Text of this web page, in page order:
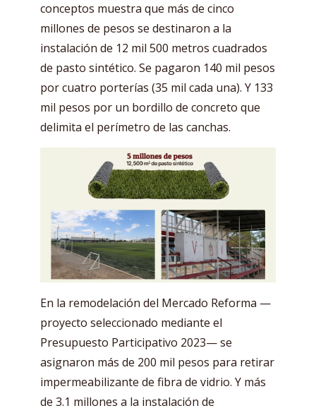
conceptos muestra que más de cinco
millones de pesos se destinaron a la
instalación de 12 mil 500 metros cuadrados
de pasto sintético. Se pagaron 140 mil pesos
por cuatro porterías (35 mil cada una). Y 133
mil pesos por un bordillo de concreto que
delimita el perímetro de las canchas.
En la remodelación del Mercado Reforma —
proyecto seleccionado mediante el
Presupuesto Participativo 2023— se
asignaron más de 200 mil pesos para retirar
impermeabilizante de fibra de vidrio. Y más
de 3.1 millones a la instalación de